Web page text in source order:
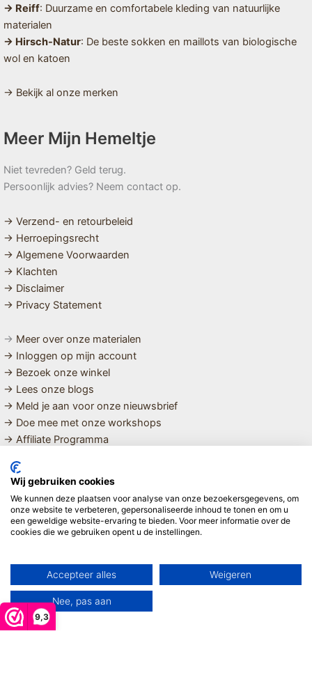
9,3
→ Reiff: Duurzame en comfortabele kleding van natuurlijke
materialen
→ Hirsch-Natur: De beste sokken en maillots van biologische
wol en katoen
→ Bekijk al onze merken
Meer Mijn Hemeltje
Niet tevreden? Geld terug.
Persoonlijk advies? Neem contact op.
→ Verzend- en retourbeleid
→ Herroepingsrecht
→ Algemene Voorwaarden
→ Klachten
→ Disclaimer
→ Privacy Statement
→ Meer over onze materialen
→ Inloggen op mijn account
→ Bezoek onze winkel
→ Lees onze blogs
→ Meld je aan voor onze nieuwsbrief
→ Doe mee met onze workshops
→ Affiliate Programma
MET LIEFDE SAMENGESTELDE
BIOLOGISCHE EN DUURZAME PRODUCTEN VOOR HET HELE
GEZIN
Wij gebruiken cookies
We kunnen deze plaatsen voor analyse van onze bezoekersgegevens, om
onze website te verbeteren, gepersonaliseerde inhoud te tonen en om u
een geweldige website-ervaring te bieden. Voor meer informatie over de
cookies die we gebruiken opent u de instellingen.
Accepteer alles Weigeren
Nee, pas aan